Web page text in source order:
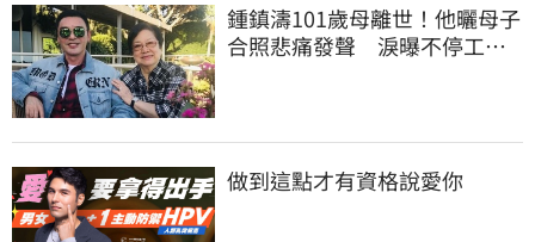
鍾鎮濤101歲母離世！他曬母子
合照悲痛發聲 淚曝不停工原
做到這點才有資格說愛你